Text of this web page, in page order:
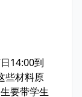
14:00到
些材料原
要带学生